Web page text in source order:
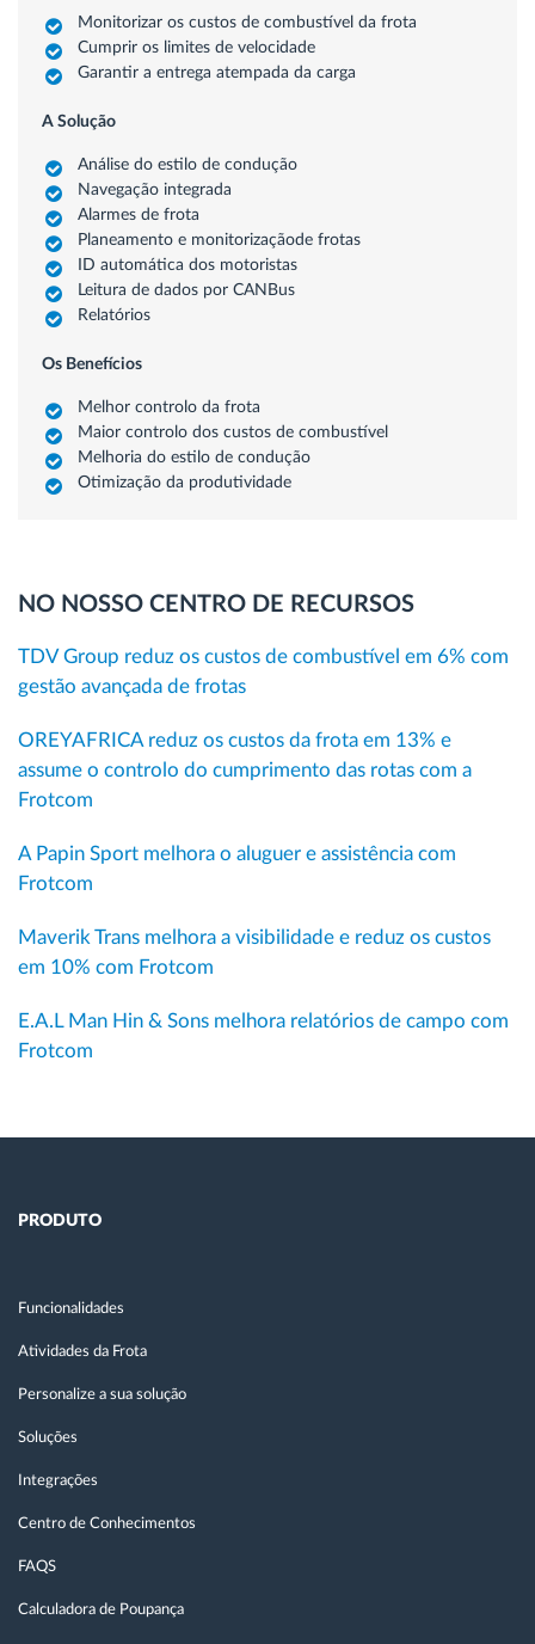
Monitorizar os custos de combustível da frota
Cumprir os limites de velocidade
Garantir a entrega atempada da carga
A Solução
Análise do estilo de condução
Navegação integrada
Alarmes de frota
Planeamento e monitorizaçãode frotas
ID automática dos motoristas
Leitura de dados por CANBus
Relatórios
Os Benefícios
Melhor controlo da frota
Maior controlo dos custos de combustível
Melhoria do estilo de condução
Otimização da produtividade
NO NOSSO CENTRO DE RECURSOS
TDV Group reduz os custos de combustível em 6% com
gestão avançada de frotas
OREYAFRICA reduz os custos da frota em 13% e
assume o controlo do cumprimento das rotas com a
Frotcom
A Papin Sport melhora o aluguer e assistência com
Frotcom
Maverik Trans melhora a visibilidade e reduz os custos
em 10% com Frotcom
E.A.L Man Hin & Sons melhora relatórios de campo com
Frotcom
PRODUTO
Funcionalidades
Atividades da Frota
Personalize a sua solução
Soluções
Integrações
Centro de Conhecimentos
FAQS
Calculadora de Poupança